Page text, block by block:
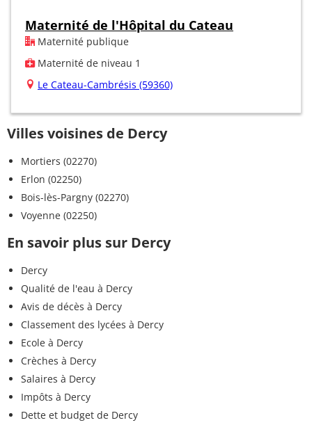
Maternité de l'Hôpital du Cateau
Maternité publique
Maternité de niveau 1
Le Cateau-Cambrésis (59360)
Villes voisines de Dercy
Mortiers (02270)
Erlon (02250)
Bois-lès-Pargny (02270)
Voyenne (02250)
En savoir plus sur Dercy
Dercy
Qualité de l'eau à Dercy
Avis de décès à Dercy
Classement des lycées à Dercy
Ecole à Dercy
Crèches à Dercy
Salaires à Dercy
Impôts à Dercy
Dette et budget de Dercy